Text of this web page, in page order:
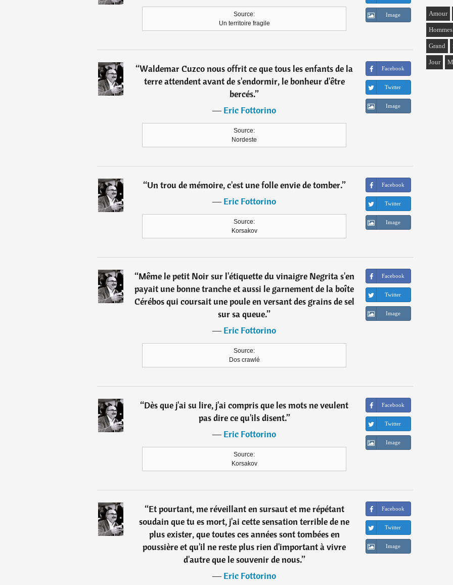
Source:
Un territoire fragile
Image
“Waldemar Cuzco nous offrit ce que tous les enfants de la
terre attendent avant de s'endormir, le bonheur d'être
bercés.”
―Eric Fottorino
Source:
Nordeste
Facebook
Twitter
Image
“Un trou de mémoire, c'est une folle envie de tomber.”
―Eric Fottorino
Source:
Korsakov
Facebook
Twitter
Image
“Même le petit Noir sur l'étiquette du vinaigre Negrita s'en
payait une bonne tranche et aussi le garnement de la boîte
Cérébos qui coursait une poule en versant des grains de sel
sur sa queue.”
―Eric Fottorino
Source:
Dos crawlé
Facebook
Twitter
Image
“Dès que j'ai su lire, j'ai compris que les mots ne veulent
pas dire ce qu'ils disent.”
―Eric Fottorino
Source:
Korsakov
Facebook
Twitter
Image
“Et pourtant, me réveillant en sursaut et me répétant
soudain que tu es mort, j'ai cette sensation terrible de ne
plus exister, que toutes ces années sont tombées en
poussière et qu'il ne reste plus rien d'important à vivre
d'autre que le souvenir de nous.”
―Eric Fottorino
Facebook
Twitter
Image
Amour
Hommes
Grand
Jour